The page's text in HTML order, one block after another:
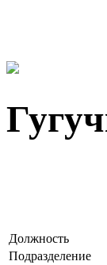
Должность
Подразделение